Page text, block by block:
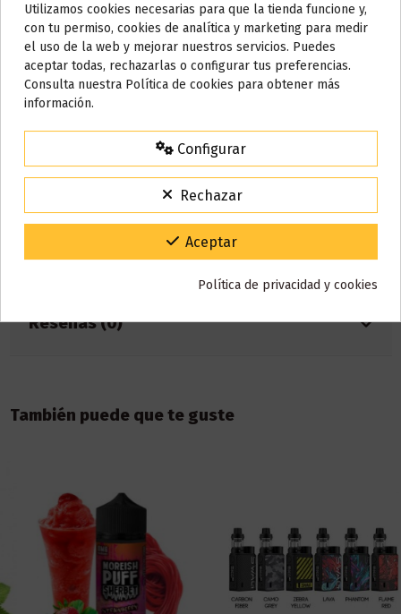
Detalles del producto
10 ml
Base 50% VG / 50% PG
Marca Liqua
ean13 9296607598724
Reseñas (0)
También puede que te guste
Do not show again.
AVISO IMPORTANTE
Nos tomamos unos días
Todos los pedidos realizados desde el
15% de descuento
Para agradecerte la espera durante estos días.
Código:VACACIONES15
Gracias por tu paciencia y por seguir confiando en nosotros.
Utilizamos cookies necesarias para que la tienda funcione y,
con tu permiso, cookies de analítica y marketing para medir
el uso de la web y mejorar nuestros servicios. Puedes
aceptar todas, rechazarlas o configurar tus preferencias.
Consulta nuestra Política de cookies para obtener más
información.
Configurar
Rechazar
Aceptar
Política de privacidad y cookies